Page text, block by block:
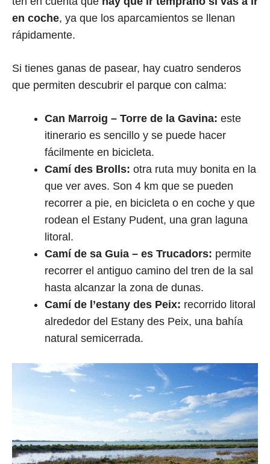
en coche, ya que los aparcamientos se llenan
rápidamente.
Si tienes ganas de pasear, hay cuatro senderos
que permiten descubrir el parque con calma:
Can Marroig – Torre de la Gavina: este
itinerario es sencillo y se puede hacer
fácilmente en bicicleta.
Camí des Brolls: otra ruta muy bonita en la
que ver aves. Son 4 km que se pueden
recorrer a pie, en bicicleta o en coche y que
rodean el Estany Pudent, una gran laguna
litoral.
Camí de sa Guia – es Trucadors: permite
recorrer el antiguo camino del tren de la sal
hasta alcanzar la zona de dunas.
Camí de l’estany des Peix: recorrido litoral
alrededor del Estany des Peix, una bahía
natural semicerrada.